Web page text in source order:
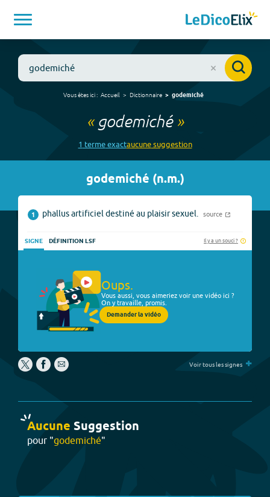
Vous êtes ici : Accueil Dictionnaire godemiché
« godemiché»
1 termeexactaucunesuggestion
godemiché (n.m.)
1 phallus artificiel destiné au plaisir sexuel. source
SIGNE DÉFINITION LSF Il y a un souci ?
Oups.
Vous aussi, vous aimeriez voir une vidéo ici ?
On y travaille, promis.
Demander la vidéo
Voir tous les signes +
Aucune Suggestion
pour "godemiché"